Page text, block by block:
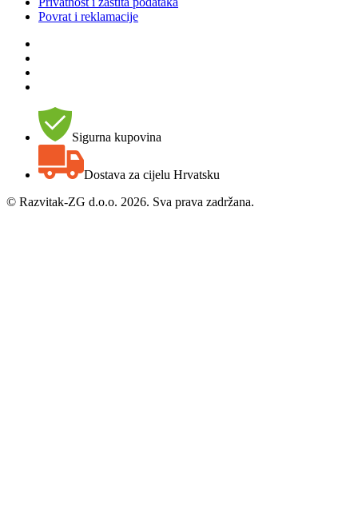
Povrat i reklamacije
Sigurna kupovina
Dostava za cijelu Hrvatsku
© Razvitak-ZG d.o.o. 2026. Sva prava zadržana.